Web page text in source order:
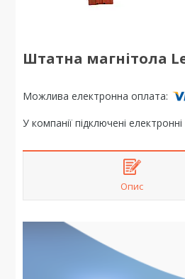
Штатна магнітола
У компанії підключені
Опис